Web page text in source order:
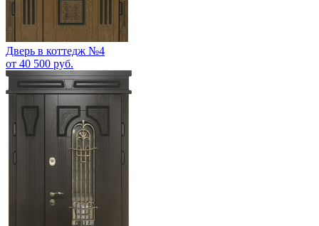
Дверь в коттедж №4
от 40 500 руб.